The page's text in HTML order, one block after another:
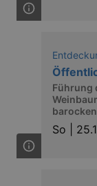
Führung
So |
Analytics,
rate - limiting the
after 10 minutes.
may have seen before